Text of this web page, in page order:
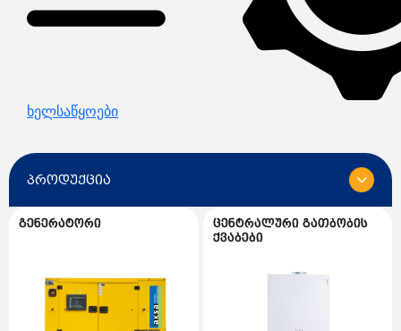
ხელსაწყოები
პროდუქცია
ყველა
გენერატორის სათადარიგო ნაწილები
ცენტრალური გათბობის ქვაბები
გენერატორი
ცენტრალური გათბობის
ქვაბები